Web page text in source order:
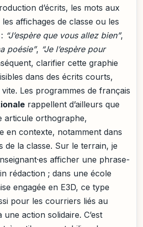
d’écrits, les mots aux
affichages de classe ou les
“J’espère que vous allez bien”,
poésie”, “Je l’espère pour
clarifier cette graphie
dans des écrits courts,
Les programmes de français
rappellent d’ailleurs que
articule orthographe,
en contexte, notamment dans
de la classe. Sur le terrain, je
afficher une phrase-
rédaction ; dans une école
engagée en E3D, ce type
pour les courriers liés au
action solidaire. C’est